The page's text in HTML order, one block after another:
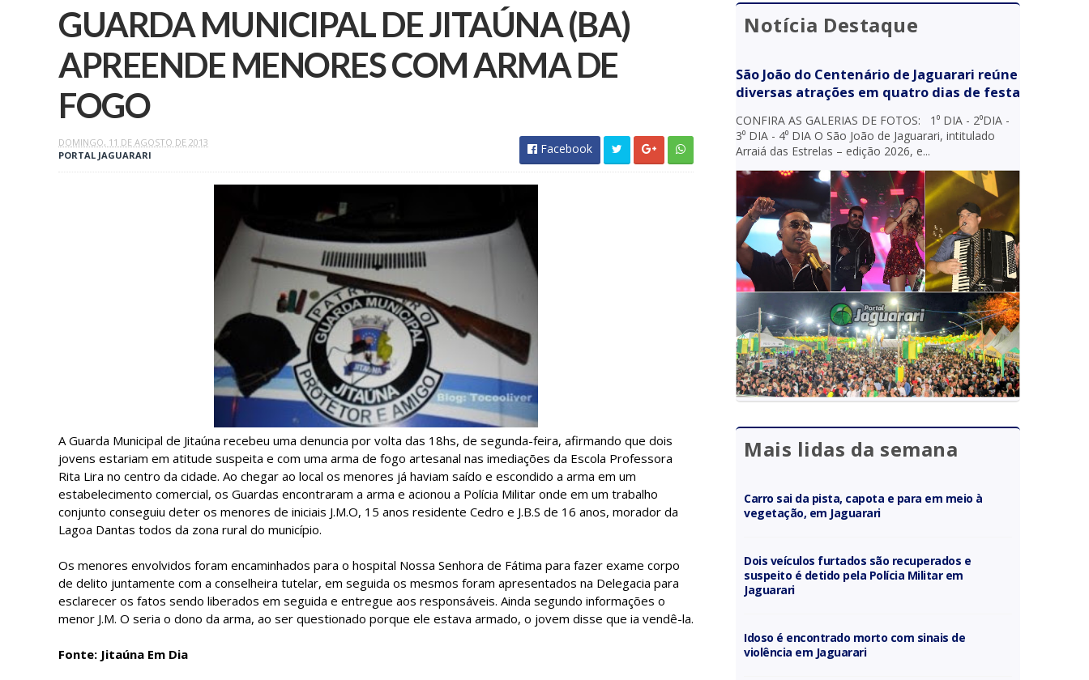
GUARDA MUNICIPAL DE JITAÚNA (BA)
APREENDE MENORES COM ARMA DE
FOGO‏
DOMINGO, 11 DE AGOSTO DE 2013
PORTAL JAGUARARI
Facebook
A Guarda Municipal de Jitaúna recebeu uma denuncia por volta das 18hs, de segunda-feira, afirmando que dois
jovens estariam em atitude suspeita e com uma arma de fogo artesanal nas imediações da Escola Professora
Rita Lira no centro da cidade. Ao chegar ao local os menores já haviam saído e escondido a arma em um
estabelecimento comercial, os Guardas encontraram a arma e acionou a Polícia Militar onde em um trabalho
conjunto conseguiu deter os menores de iniciais J.M.O, 15 anos residente Cedro e J.B.S de 16 anos, morador da
Lagoa Dantas todos da zona rural do município.
Os menores envolvidos foram encaminhados para o hospital Nossa Senhora de Fátima para fazer exame corpo
de delito juntamente com a conselheira tutelar, em seguida os mesmos foram apresentados na Delegacia para
esclarecer os fatos sendo liberados em seguida e entregue aos responsáveis. Ainda segundo informações o
menor J.M. O seria o dono da arma, ao ser questionado porque ele estava armado, o jovem disse que ia vendê-la.
Fonte: Jitaúna Em Dia
Notícia Destaque
São João do Centenário de Jaguarari reúne
diversas atrações em quatro dias de festa
CONFIRA AS GALERIAS DE FOTOS: 1⁰ DIA - 2⁰DIA -
3⁰ DIA - 4⁰ DIA O São João de Jaguarari, intitulado
Arraiá das Estrelas – edição 2026, e...
Mais lidas da semana
Carro sai da pista, capota e para em meio à
vegetação, em Jaguarari
Dois veículos furtados são recuperados e
suspeito é detido pela Polícia Militar em
Jaguarari
Idoso é encontrado morto com sinais de
violência em Jaguarari